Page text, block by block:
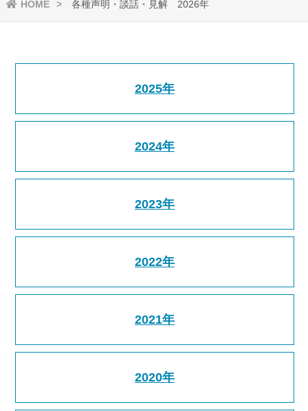
HOME 各種声明・談話・見解 2026年
2025年
2024年
2023年
2022年
2021年
2020年